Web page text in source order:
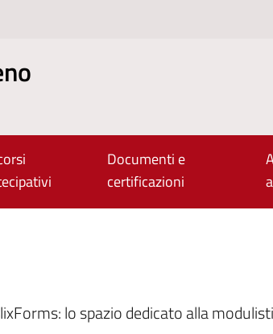
Documenti e
certificazioni
lo spazio dedicato alla